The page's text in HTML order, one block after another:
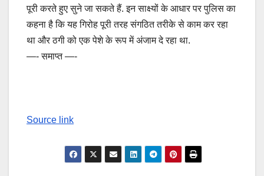
पूरी करते हुए सुने जा सकते हैं. इन साक्ष्यों के आधार पर पुलिस का
कहना है कि यह गिरोह पूरी तरह संगठित तरीके से काम कर रहा
था और ठगी को एक पेशे के रूप में अंजाम दे रहा था.
—- समाप्त —-
Source link